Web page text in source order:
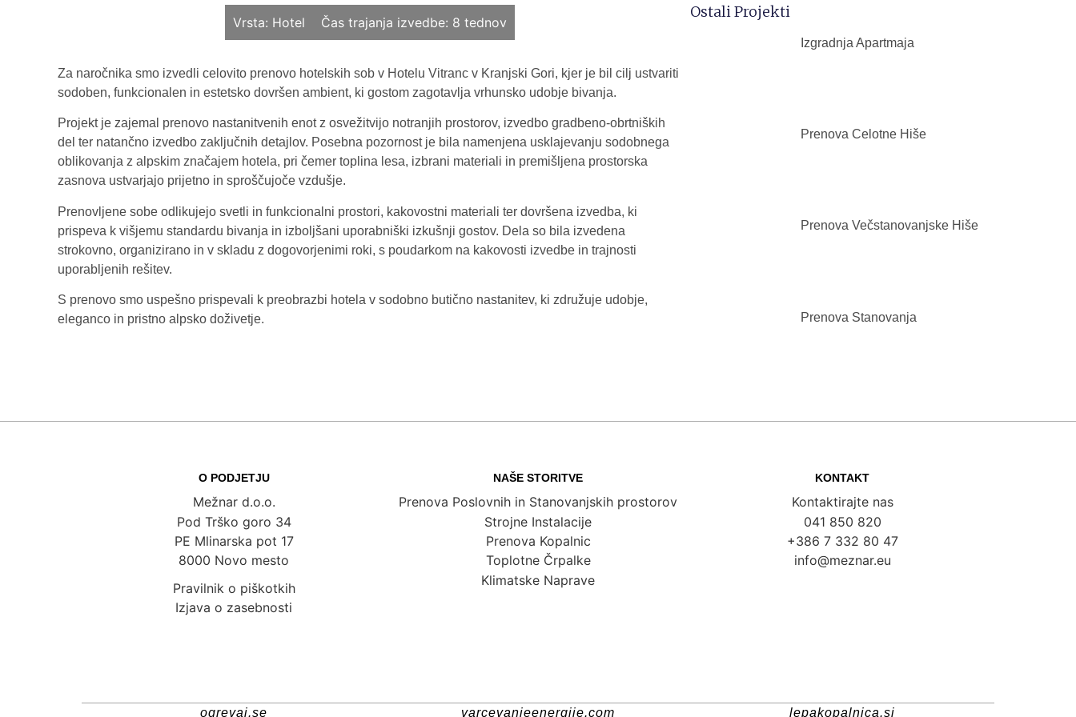
Vrsta: Hotel Čas trajanja izvedbe: 8 tednov
Za naročnika smo izvedli celovito prenovo hotelskih sob v Hotelu Vitranc v Kranjski Gori, kjer je bil cilj ustvariti
sodoben, funkcionalen in estetsko dovršen ambient, ki gostom zagotavlja vrhunsko udobje bivanja.
Projekt je zajemal prenovo nastanitvenih enot z osvežitvijo notranjih prostorov, izvedbo gradbeno-obrtniških
del ter natančno izvedbo zaključnih detajlov. Posebna pozornost je bila namenjena usklajevanju sodobnega
oblikovanja z alpskim značajem hotela, pri čemer toplina lesa, izbrani materiali in premišljena prostorska
zasnova ustvarjajo prijetno in sproščujoče vzdušje.
Prenovljene sobe odlikujejo svetli in funkcionalni prostori, kakovostni materiali ter dovršena izvedba, ki
prispeva k višjemu standardu bivanja in izboljšani uporabniški izkušnji gostov. Dela so bila izvedena
strokovno, organizirano in v skladu z dogovorjenimi roki, s poudarkom na kakovosti izvedbe in trajnosti
uporabljenih rešitev.
S prenovo smo uspešno prispevali k preobrazbi hotela v sodobno butično nastanitev, ki združuje udobje,
eleganco in pristno alpsko doživetje.
Ostali Projekti
Izgradnja Apartmaja
Prenova Celotne Hiše
Prenova Večstanovanjske Hiše
Prenova Stanovanja
O PODJETJU
Mežnar d.o.o.
Pod Trško goro 34
PE Mlinarska pot 17
8000 Novo mesto
Pravilnik o piškotkih
Izjava o zasebnosti
NAŠE STORITVE
Prenova Poslovnih in Stanovanjskih prostorov
Strojne Instalacije
Prenova Kopalnic
Toplotne Črpalke
Klimatske Naprave
KONTAKT
Kontaktirajte nas
041 850 820
+386 7 332 80 47
info@meznar.eu
ogrevaj.se varcevanjeenergije.com lepakopalnica.si